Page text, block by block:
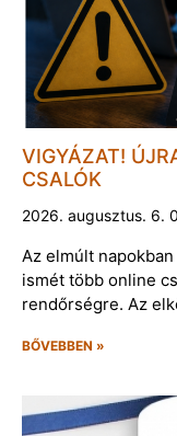
VIGYÁZAT!
CSALÓK
2026. augusztus. 6.
Az elmúlt
ismét több online
rendőrségre. Az
BŐVEBBEN »